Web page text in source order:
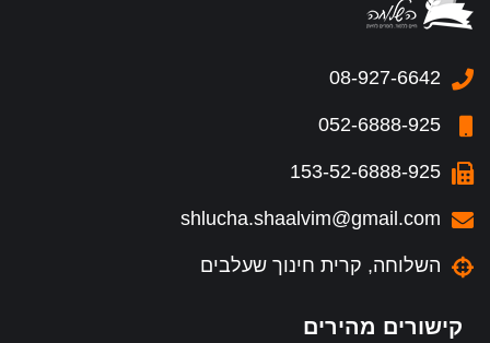
08-927-6642
052-6888-925
153-52-6888-925
shlucha.shaalvim@gmail.com
השלוחה, קרית חינוך שעלבים
קישורים מהירים